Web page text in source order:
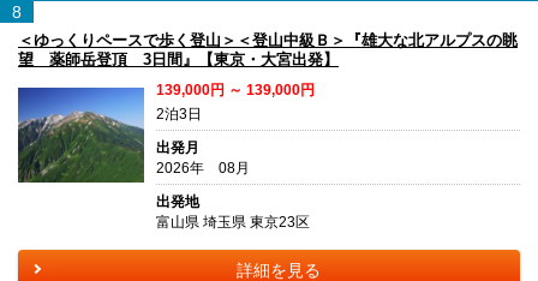
8
＜ゆっくりペースで歩く登山＞＜登山中級Ｂ＞『雄大な北アルプスの眺
望 薬師岳登頂 3日間』【東京・大宮出発】
139,000円 ～ 139,000円
2泊3日
出発月
2026年 08月
出発地
富山県 埼玉県 東京23区
詳細を見る